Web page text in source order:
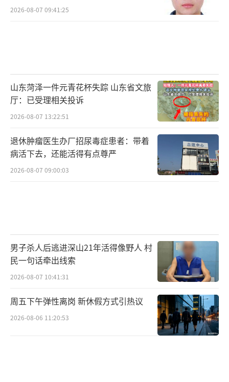
2026-08-07 09:41:25
山东菏泽一件元青花杯失踪 山东省文旅
厅：已受理相关投诉
2026-08-07 13:22:51
退休肿瘤医生办厂招尿毒症患者：带着
病活下去，还能活得有点尊严
2026-08-07 09:00:03
男子杀人后逃进深山21年活得像野人 村
民一句话牵出线索
2026-08-07 10:41:31
周五下午弹性离岗 新休假方式引热议
2026-08-06 11:20:53